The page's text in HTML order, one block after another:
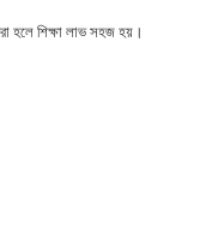
হলে শিক্ষা লাভ সহজ হয়।